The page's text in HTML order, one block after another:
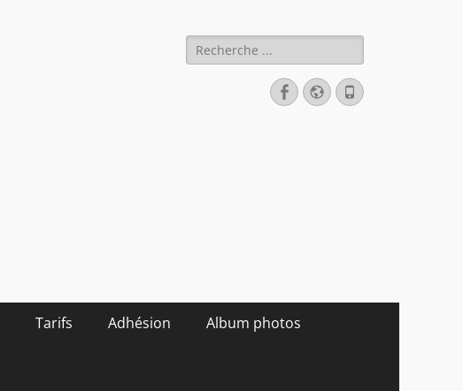
Rechercher :
Facebook
Site
web
Tél
Tarifs Adhésion Album photos